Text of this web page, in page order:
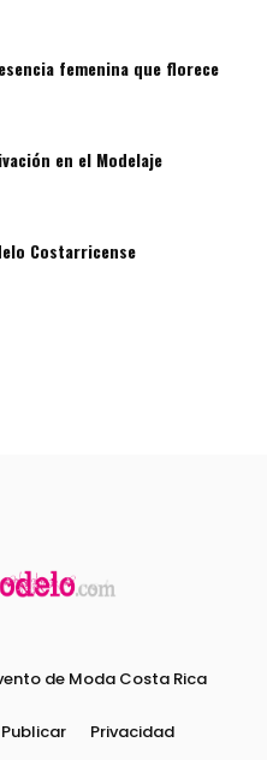
femenina que florece
en el Modelaje
Costarricense
de Moda Costa Rica
Publicar Privacidad